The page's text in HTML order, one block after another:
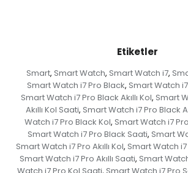
Etiketler
Smart, Smart Watch, Smart Watch i7,
Smart Watch i7 Pro Black, Smart Watch i7
Smart Watch i7 Pro Black Akıllı Kol, Smart
Akıllı Kol Saati, Smart Watch i7 Pro Black
Watch i7 Pro Black Kol, Smart Watch i7
Smart Watch i7 Pro Black Saati, Smart
Smart Watch i7 Pro Akıllı Kol, Smart Watch i7
Smart Watch i7 Pro Akıllı Saati, Smart